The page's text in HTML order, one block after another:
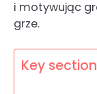
i motywując
grze.
Key